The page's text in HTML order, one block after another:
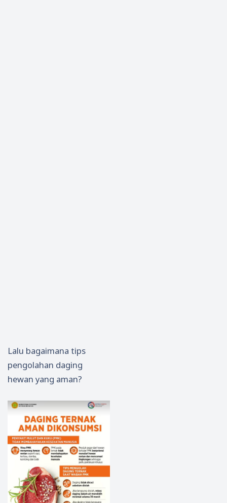
Lalu bagaimana tips
pengolahan daging
hewan yang aman?